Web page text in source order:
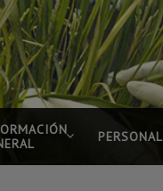
PERSONAL